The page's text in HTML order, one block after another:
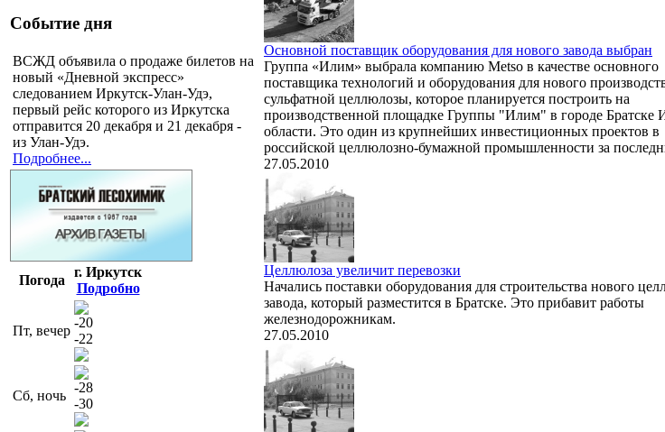
Событие дня
ВСЖД объявила о продаже билетов на
новый «Дневной экспресс»
следованием Иркутск-Улан-Удэ,
первый рейс которого из Иркутска
отправится 20 декабря и 21 декабря -
из Улан-Удэ.
Подробнее...
Погода
г. Иркутск
Подробно
Пт, вечер
-20
-22
Сб, ночь
-28
-30
Основной поставщик оборудования для нового завода выбран
Группа «Илим» выбрала компанию Metso в качестве основного
поставщика технологий и оборудования для нового
сульфатной целлюлозы, которое планируется построить на
производственной площадке Группы "Илим" в городе Братске
области. Это один из крупнейших инвестиционных проектов в
российской целлюлозно-бумажной промышленности за
27.05.2010
Целлюлоза увеличит перевозки
Начались поставки оборудования для строительства нового
завода, который разместится в Братске. Это прибавит работы
железнодорожникам.
27.05.2010